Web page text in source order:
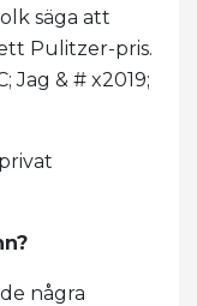
säga att
Pulitzer-pris.
Jag & # x2019;
några